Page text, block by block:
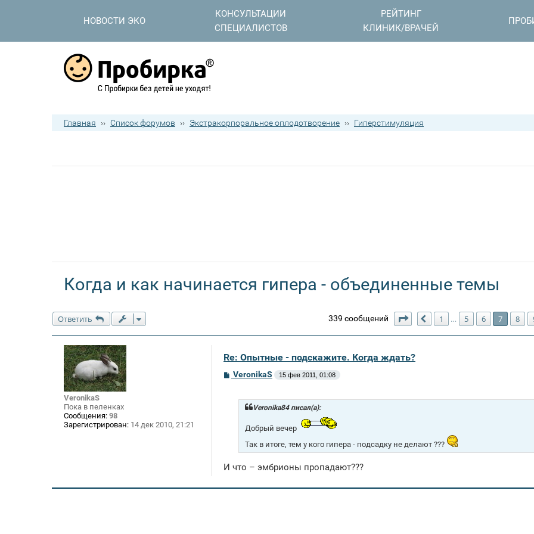
НОВОСТИ ЭКО
КОНСУЛЬТАЦИИ
СПЕЦИАЛИСТОВ
РЕЙТИНГ
КЛИНИК/ВРАЧЕЙ
Главная ›› Список форумов ›› Экстракорпоральное оплодотворение ›› Гиперстимуляция
Когда и как начинается гипера - объединенные темы
Ответить 339 сообщений Страница 7из 10
Пред.
1 … 5 6 7 8
VeronikaS
Пока в пеленках
Сообщения: 98
Зарегистрирован: 14 дек 2010, 21:21
Re: Опытные - подскажите. Когда ждать?
СVeronikaS 15 фев 2011, 01:08
Veronika84 писал(а):
Добрый вечер
Так в итоге, тем у кого гипера - подсадку не делают ???
И что – эмбрионы пропадают???